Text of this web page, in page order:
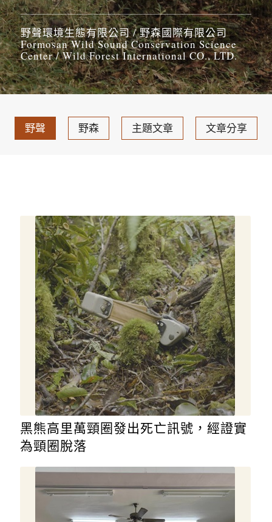
野聲環境生態有限公司 / 野森國際有限公司
Formosan Wild Sound Conservation Science
Center / Wild Forest International CO., LTD.
野聲 野森 主題文章 文章分享
黑熊高里萬頸圈發出死亡訊號，經證實
為頸圈脫落